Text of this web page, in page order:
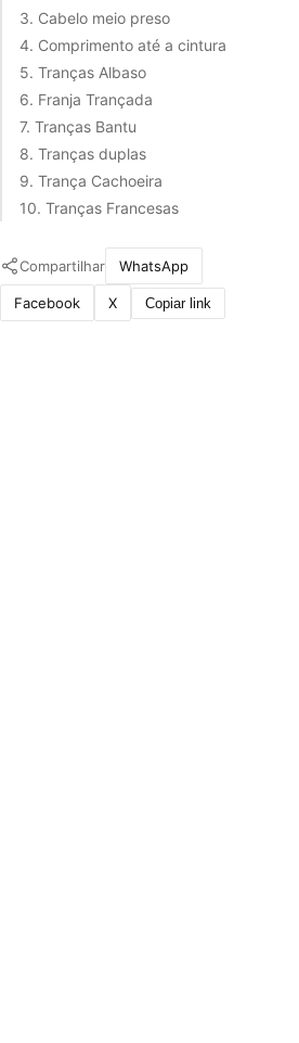
3. Cabelo meio preso
4. Comprimento até a cintura
5. Tranças Albaso
6. Franja Trançada
7. Tranças Bantu
8. Tranças duplas
9. Trança Cachoeira
10. Tranças Francesas
Compartilhar WhatsApp
Facebook X Copiar link